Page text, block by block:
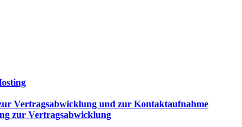
Vertragsabwicklung und zur Kontaktaufnahme
zur Vertragsabwicklung